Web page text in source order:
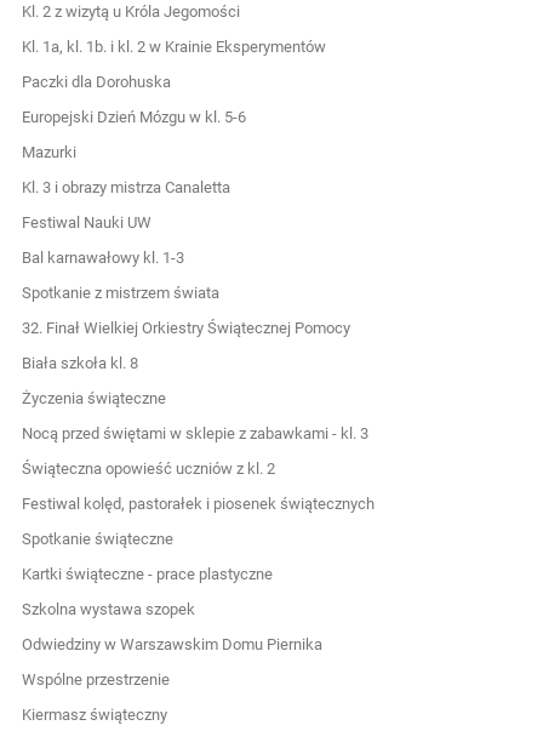
Kl. 2 z wizytą u Króla Jegomości
Kl. 1a, kl. 1b. i kl. 2 w Krainie Eksperymentów
Paczki dla Dorohuska
Europejski Dzień Mózgu w kl. 5-6
Mazurki
Kl. 3 i obrazy mistrza Canaletta
Festiwal Nauki UW
Bal karnawałowy kl. 1-3
Spotkanie z mistrzem świata
32. Finał Wielkiej Orkiestry Świątecznej Pomocy
Biała szkoła kl. 8
Życzenia świąteczne
Nocą przed świętami w sklepie z zabawkami - kl. 3
Świąteczna opowieść uczniów z kl. 2
Festiwal kolęd, pastorałek i piosenek świątecznych
Spotkanie świąteczne
Kartki świąteczne - prace plastyczne
Szkolna wystawa szopek
Odwiedziny w Warszawskim Domu Piernika
Wspólne przestrzenie
Kiermasz świąteczny